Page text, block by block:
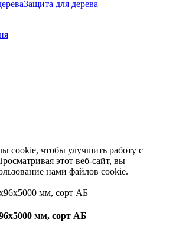
Защита для дерева
cookie, чтобы улучшить работу с
этот веб-сайт, вы
нами файлов cookie.
мм, сорт АБ